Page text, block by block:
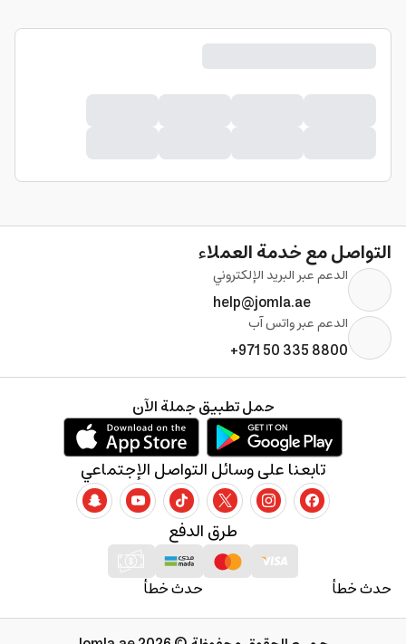
التواصل مع خدمة العملاء
الدعم عبر البريد الإلكتروني
help@jomla.ae
الدعم عبر واتس آب
+971 50 335 8800
حدث خطأ حدث خطأ
طرق الدفع
تابعنا على وسائل التواصل الإجتماعي
حمل تطبيق جملة الآن